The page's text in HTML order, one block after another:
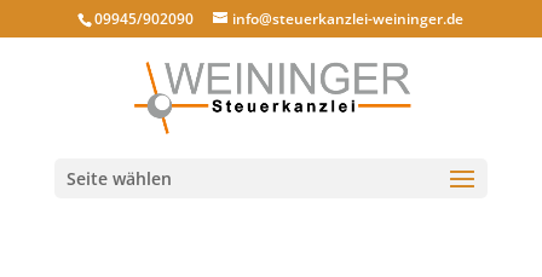
09945/902090 info@steuerkanzlei-weininger.de
Seite wählen